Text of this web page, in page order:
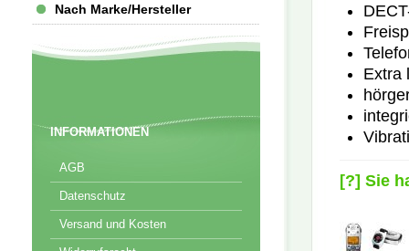
Nach Marke/Hersteller
INFORMATIONEN
AGB
Datenschutz
Versand und Kosten
Extra
[?] Sie